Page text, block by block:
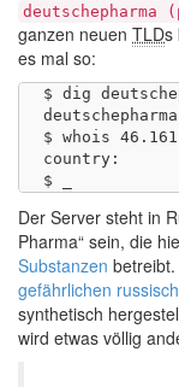
deutschepharma
ganzen neuen TLDs
es mal so:
$ dig
deutschepharma.shop.	68	IN	A
$ whois
country:
Der Server steht in
Pharma“ sein, die
Substanzen
gefährlichen
synthetisch
wird etwas völlig